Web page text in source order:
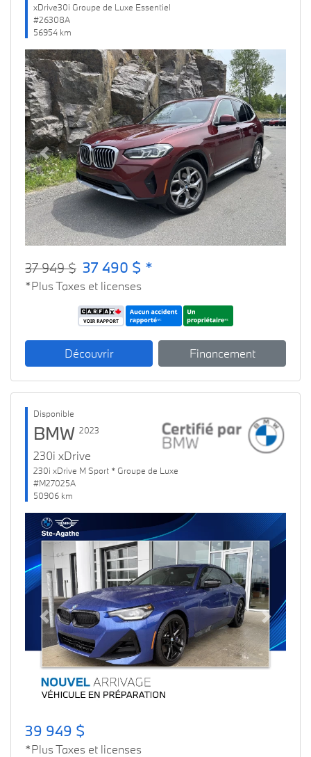
xDrive30i Groupe de Luxe Essentiel
#26308A
56954 km
Previous Next
37 949 $ 37 490 $ *
*Plus Taxes et licenses
Découvrir Financement
Disponible
BMW 2023
230i xDrive
230i xDrive M Sport * Groupe de Luxe
#M27025A
50906 km
Previous Next
39 949 $
*Plus Taxes et licenses